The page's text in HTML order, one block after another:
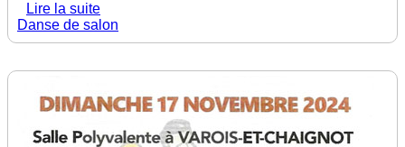
Lire la suite
Danse de salon